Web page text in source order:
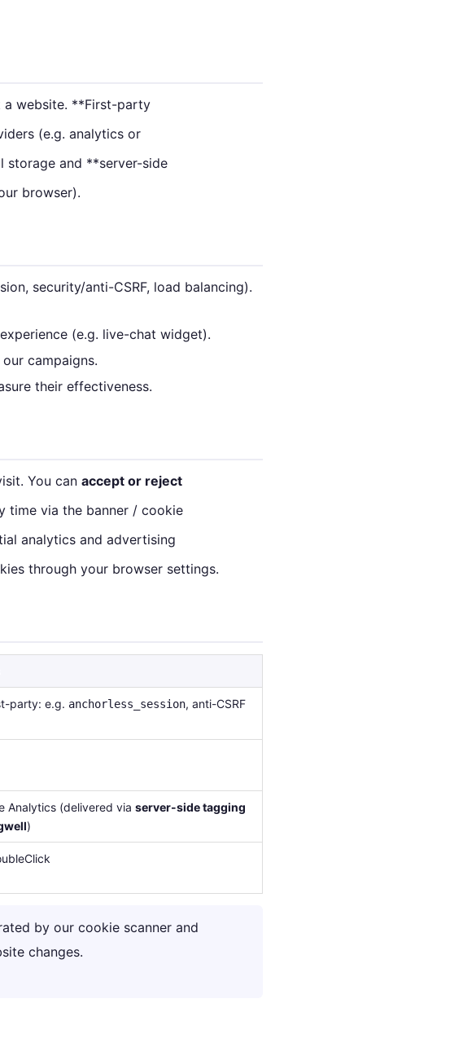
a website. **First-party
(e.g. analytics or
storage and **server-side
browser).
security/anti-CSRF, load balancing).
(e.g. live-chat widget).
campaigns.
their effectiveness.
You can accept or reject
time via the banner / cookie
analytics and advertising
through your browser settings.
party: e.g. anchorless_session, anti-CSRF
Analytics (delivered via server-side tagging
)
by our cookie scanner and
changes.